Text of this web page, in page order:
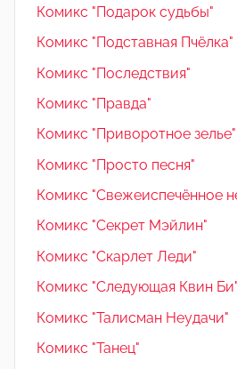
Комикс "Подарок судьбы"
Комикс "Подставная Пчёлка"
Комикс "Последствия"
Комикс "Правда"
Комикс "Приворотное зелье"
Комикс "Просто песня"
Комикс "Свежеиспечённое
Комикс "Секрет Мэйлин"
Комикс "Скарлет Леди"
Комикс "Следующая Квин Би"
Комикс "Талисман Неудачи"
Комикс "Танец"